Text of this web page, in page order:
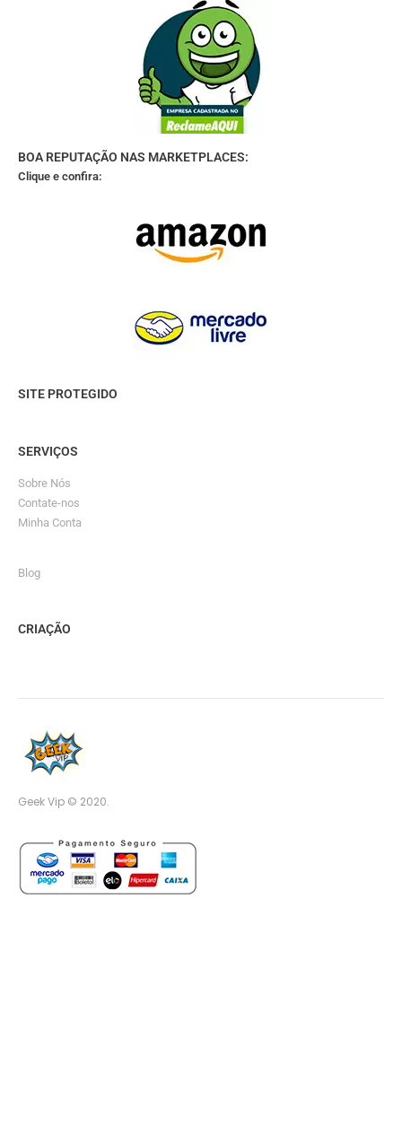
BOA REPUTAÇÃO NAS MARKETPLACES:
Clique e confira:
SITE PROTEGIDO
SERVIÇOS
Sobre Nós
Contate-nos
Minha Conta
Blog
CRIAÇÃO
Geek Vip © 2020.